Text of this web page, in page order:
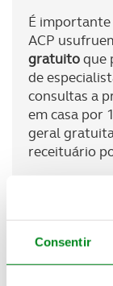
Consentir
É importante
ACP
gratuitoque
de
consultas a
em casa por
geral
receituário